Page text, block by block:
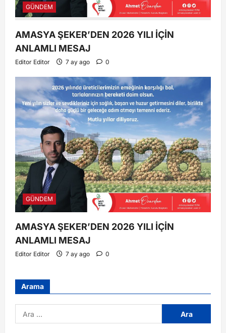
GÜNDEM
AMASYA ŞEKER’DEN 2026 YILI İÇİN
ANLAMLI MESAJ
Editor Editor 7 ay ago 0
GÜNDEM
AMASYA ŞEKER’DEN 2026 YILI İÇİN
ANLAMLI MESAJ
Editor Editor 7 ay ago 0
Arama